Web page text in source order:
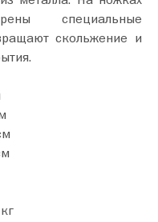
специальные
скольжение и